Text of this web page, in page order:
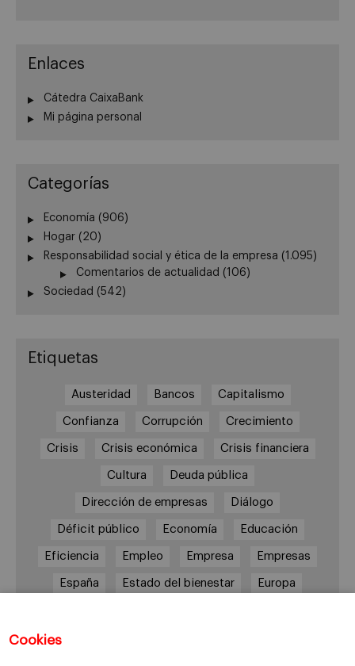
Cookies
Enlaces
Cátedra CaixaBank
Mi página personal
Categorías
Economía (906)
Hogar (20)
Responsabilidad social y ética de la empresa (1.095)
Comentarios de actualidad (106)
Sociedad (542)
Etiquetas
Austeridad Bancos Capitalismo
Confianza Corrupción Crecimiento
Crisis Crisis económica Crisis financiera
Cultura Deuda pública
Dirección de empresas Diálogo
Déficit público Economía Educación
Eficiencia Empleo Empresa Empresas
España Estado del bienestar Europa